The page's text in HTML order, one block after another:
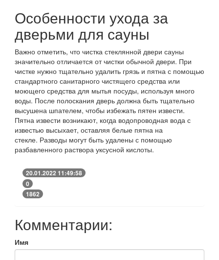
Особенности ухода за
дверьми для сауны
Важно отметить, что чистка стеклянной двери сауны
значительно отличается от чистки обычной двери. При
чистке нужно тщательно удалить грязь и пятна с помощью
стандартного санитарного чистящего средства или
моющего средства для мытья посуды, используя много
воды. После полоскания дверь должна быть тщательно
высушена шпателем, чтобы избежать пятен извести.
Пятна извести возникают, когда водопроводная вода с
известью высыхает, оставляя белые пятна на
стекле. Разводы могут быть удалены с помощью
разбавленного раствора уксусной кислоты.
20.01.2022 11:49:58
0
1862
Комментарии:
Имя